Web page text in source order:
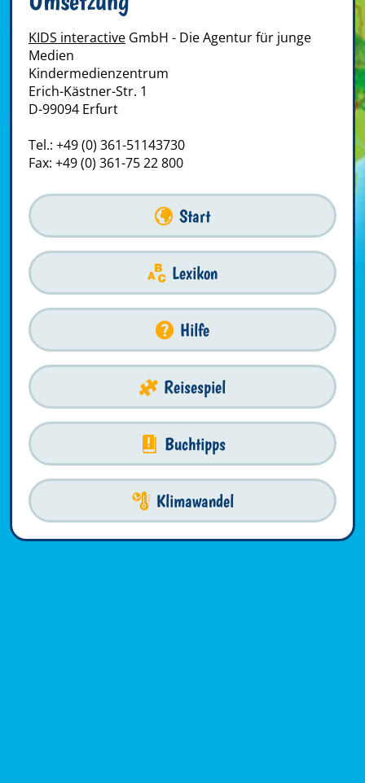
KIDS interactive GmbH - Die Agentur für junge
Medien
Kindermedienzentrum
Erich-Kästner-Str. 1
D-99094 Erfurt
Tel.: +49 (0) 361-51143730
Fax: +49 (0) 361-75 22 800
Start
Lexikon
Hilfe
Reisespiel
Buchtipps
Klimawandel